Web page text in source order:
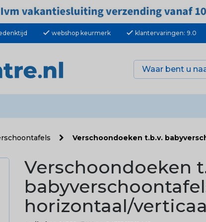
check webshop keurmerk check klantervaringen: 9.0
Verschoondoeken t.b.v.
Verschoondoeken
horizontaal/